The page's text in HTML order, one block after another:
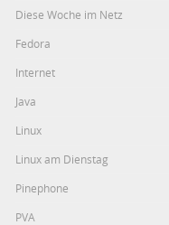
Diese Woche im Netz
Fedora
Internet
Java
Linux
Linux am Dienstag
Pinephone
PVA